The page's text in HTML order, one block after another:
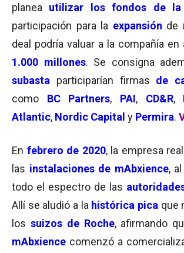
planea utilizar los fondos de la
participación para la expansión de
deal podría valuar a la compañía en
1.000 millones. Se consigna
subasta participarían firmas de
como BC Partners, PAI, CD&R,
Atlantic, Nordic Capital y Permira.
En febrero de 2020, la empresa
las instalaciones de mAbxience,
todo el espectro de las
Allí se aludió a la histórica pica que
los suizos de Roche, afirmando
mAbxience comenzó a